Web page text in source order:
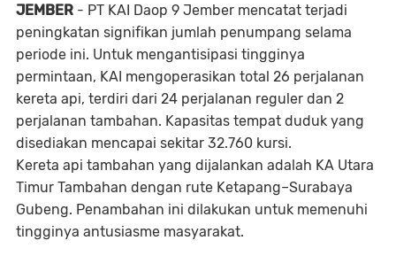
JEMBER - PT KAI Daop 9 Jember mencatat terjadi
peningkatan signifikan jumlah penumpang selama
periode ini. Untuk mengantisipasi tingginya
permintaan, KAI mengoperasikan total 26 perjalanan
kereta api, terdiri dari 24 perjalanan reguler dan 2
perjalanan tambahan. Kapasitas tempat duduk yang
disediakan mencapai sekitar 32.760 kursi.
Kereta api tambahan yang dijalankan adalah KA Utara
Timur Tambahan dengan rute Ketapang–Surabaya
Gubeng. Penambahan ini dilakukan untuk memenuhi
tingginya antusiasme masyarakat.